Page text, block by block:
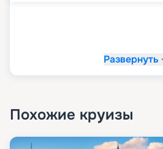
Развернуть
Похожие круизы